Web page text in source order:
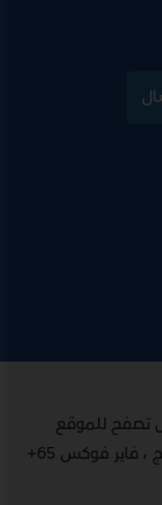
للموقع يدعم الموقع متصفحات مايكروسوفت ايدج ، فاير فوكس 65+